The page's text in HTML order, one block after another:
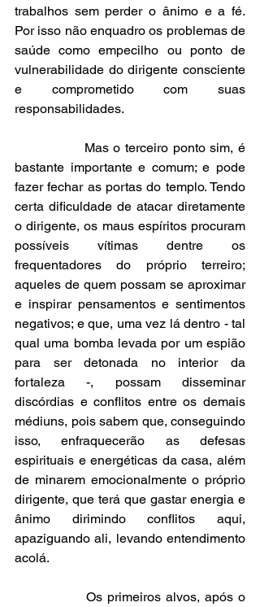
trabalhos sem perder o ânimo e a fé.
Por isso não enquadro os problemas de
saúde como empecilho ou ponto de
vulnerabilidade do dirigente consciente
e comprometido com suas
responsabilidades.
bastante importante e comum; e pode
fazer fechar as portas do templo. Tendo
certa dificuldade de atacar diretamente
o dirigente, os maus espíritos procuram
possíveis vítimas dentre os
frequentadores do próprio terreiro;
aqueles de quem possam se aproximar
e inspirar pensamentos e sentimentos
negativos; e que, uma vez lá dentro - tal
qual uma bomba levada por um espião
para ser detonada no interior da
fortaleza -, possam disseminar
discórdias e conflitos entre os demais
médiuns, pois sabem que, conseguindo
isso, enfraquecerão as defesas
espirituais e energéticas da casa, além
de minarem emocionalmente o próprio
dirigente, que terá que gastar energia e
ânimo dirimindo conflitos aqui,
apaziguando ali, levando entendimento
acolá.
               Os primeiros alvos, após o